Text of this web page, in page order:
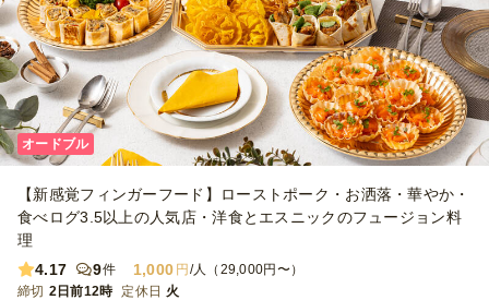
オードブル
【新感覚フィンガーフード】ローストポーク・お洒落・華やか・
食べログ3.5以上の人気店・洋食とエスニックのフュージョン料
理
4.17
9件 1,000 円 /人（29,000円〜）
締切 2日前12時 定休日 火